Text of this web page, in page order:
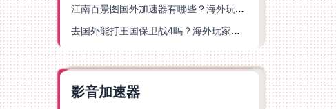
江南百景图国外加速器有哪些？海外玩家亲测好用的选择与避坑指南
去国外能打王国保卫战4吗？海外玩家国服游戏加速全攻略（附公主连结幻想江湖实测）
影音加速器